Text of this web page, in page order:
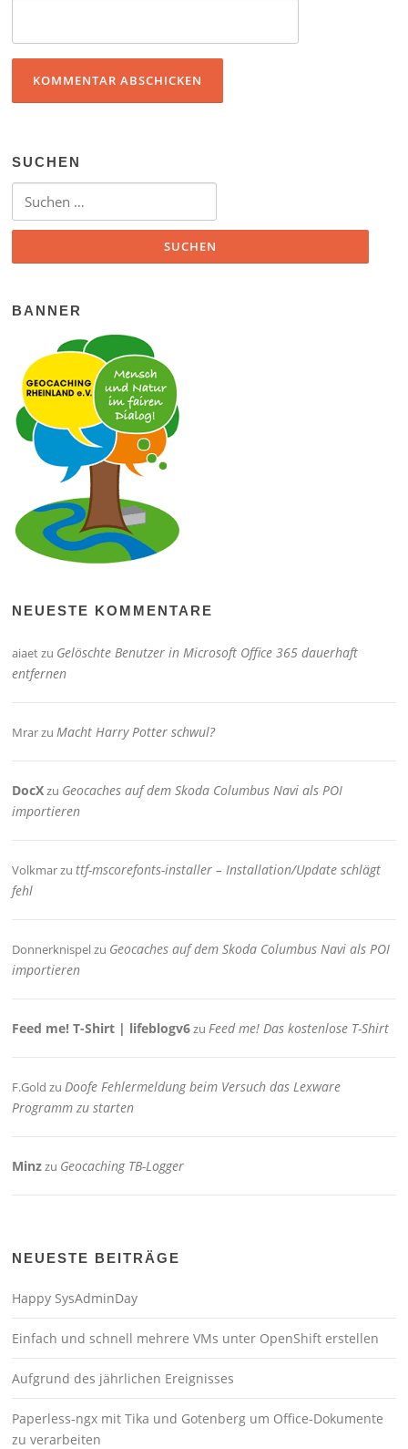
SUCHEN
Suchen nach:
BANNER
NEUESTE KOMMENTARE
aiaetzu Gelöschte Benutzer in Microsoft Office 365 dauerhaft
entfernen
MrarzuMacht Harry Potter schwul?
DocXzu Geocaches auf dem Skoda Columbus Navi als POI
importieren
Volkmarzuttf-mscorefonts-installer – Installation/Update schlägt
fehl
Donnerknispelzu Geocaches auf dem Skoda Columbus Navi als POI
importieren
Feed me! T-Shirt | lifeblogv6zuFeed me! Das kostenlose T-Shirt
F.Gold zuDoofe Fehlermeldung beim Versuch das Lexware
Programm zu starten
Minzzu Geocaching TB-Logger
NEUESTE BEITRÄGE
Happy SysAdminDay
Einfach und schnell mehrere VMs unter OpenShift erstellen
Aufgrund des jährlichen Ereignisses
Paperless-ngx mit Tika und Gotenberg um Office-Dokumente
zu verarbeiten